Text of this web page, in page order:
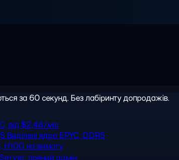
за 60 секунд. Без лабіринту допродажів.
від $2,48/міс
Виділені ядра EPYC, DDR5
H100 на вимогу
повний адмін